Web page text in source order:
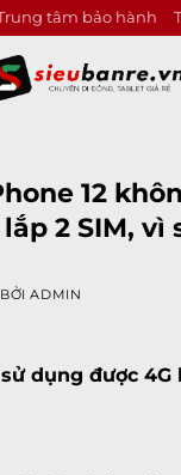
tâm bảo hành
12
2 SIM, vì
BỞIADMIN
dụng được 4G